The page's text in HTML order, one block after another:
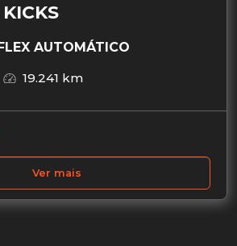
KICKS
AUTOMÁTICO
19.241 km
Ver mais